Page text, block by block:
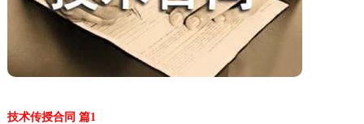
技术传授合同 篇1